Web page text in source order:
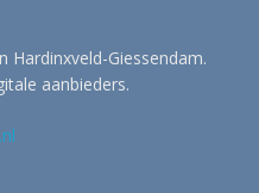
Hardinxveld-Giessendam.
aanbieders.